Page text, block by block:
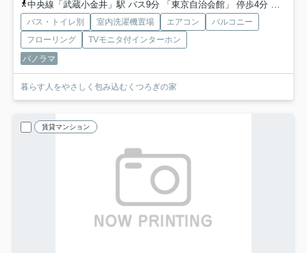
中央線「武蔵小金井」駅 バス9分 「東京自治会館」 停歩4分
バス・トイレ別 室内洗濯機置場 エアコン
バルコニー
フローリング
TVモニタ付インターホン
パノラマ
暮らす人をやさしく包み込むくつろぎの家
賃貸マンション